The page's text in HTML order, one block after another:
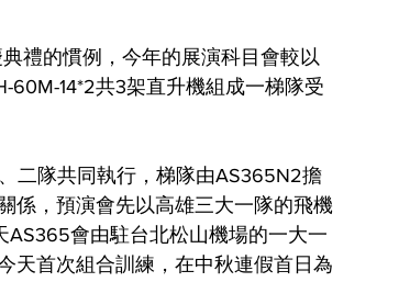
禮的慣例，今年的展演科目會較以
60M-14*2共3架直升機組成一梯隊受
二隊共同執行，梯隊由AS365N2擔
係，預演會先以高雄三大一隊的飛機
AS365會由駐台北松山機場的一大一
天首次組合訓練，在中秋連假首日為